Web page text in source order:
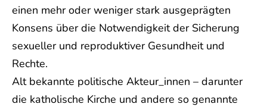
einen mehr oder weniger stark ausgeprägten
Konsens über die Notwendigkeit der Sicherung
sexueller und reproduktiver Gesundheit und
Rechte.
Alt bekannte politische Akteur_innen – darunter
die katholische Kirche und andere so genannte